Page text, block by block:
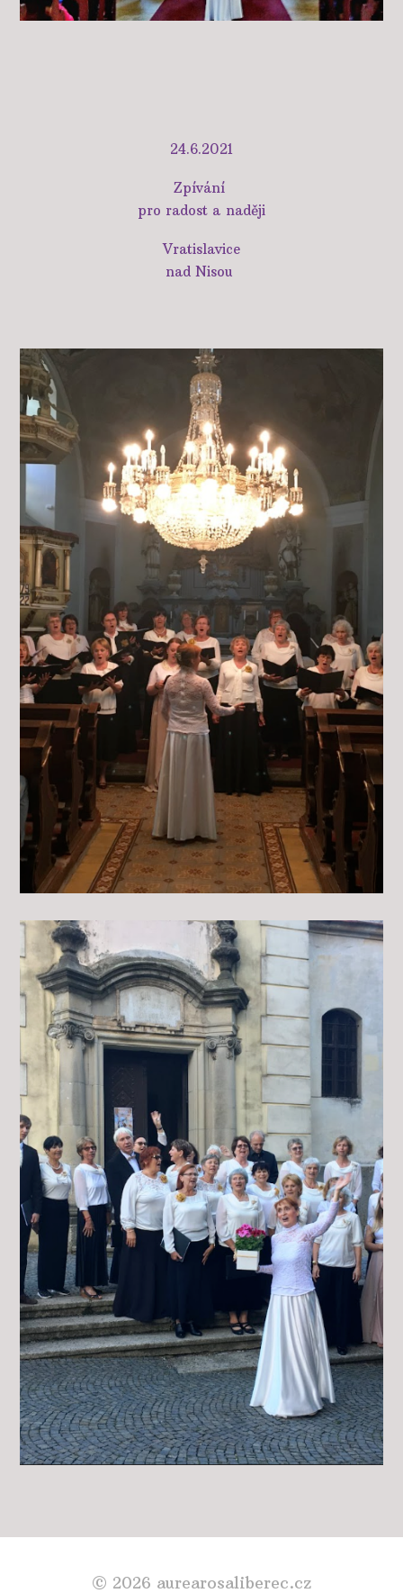
24.6.2021
Zpívání
pro radost a naději
Vratislavice
nad Nisou
© 2026 aurearosaliberec.cz